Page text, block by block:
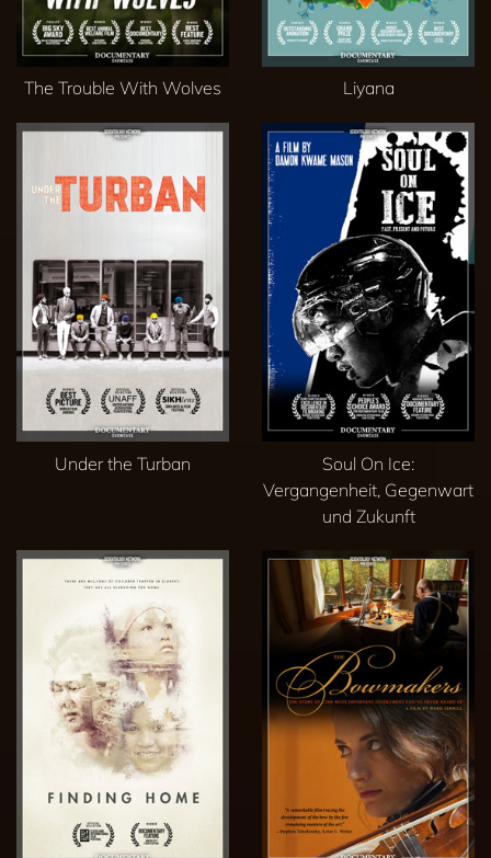
The Trouble With Wolves Liyana
Under the Turban
Soul On Ice:
Vergangenheit, Gegenwart
und Zukunft